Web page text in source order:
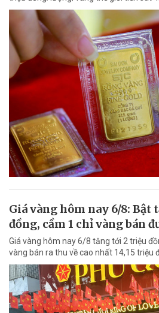
Giá vàng hôm nay 6/8: Bật
đồng, cầm 1 chỉ vàng bán
Giá vàng hôm nay 6/8 tăng tới 2 triệu
vàng bán ra thu về cao nhất 14,15 triệu